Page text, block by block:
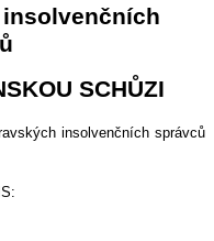
SCHŮZI
insolvenčních správců